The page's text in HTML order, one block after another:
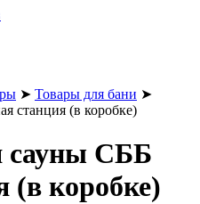
➤ Товары для бани ➤
станция (в коробке)
сауны СББ
(в коробке)